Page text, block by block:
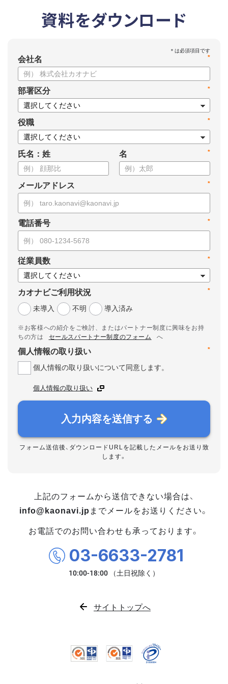
資料をダウンロード
*
会社名
*
部署区分
*
役職
氏名：姓 *
名
*
メールアドレス
*
電話番号
*
従業員数
*
カオナビご利用状況
未導入
不明 導入済み
※お客様への紹介をご検討、またはパートナー制度に興味をお持
ちの方は
セールスパートナー制度のフォーム
へ
*
個人情報の取り扱い
個人情報の取り扱いについて同意します。
個人情報の取り扱い
入力内容を送信する
フォーム送信後、ダウンロードURLを記載したメールをお送り致
します。
上記のフォームから送信できない場合は、
info@kaonavi.jp までメールをお送りください。
お電話でのお問い合わせも承っております。
03-6633-2781
サイトトップへ